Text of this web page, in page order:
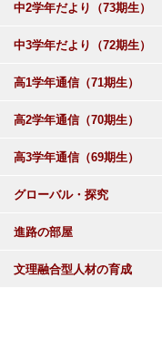
中2学年だより（73期生）
中3学年だより（72期生）
高1学年通信（71期生）
高2学年通信（70期生）
高3学年通信（69期生）
グローバル・探究
進路の部屋
文理融合型人材の育成